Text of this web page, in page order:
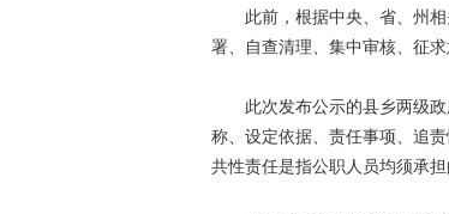
此前，根据中央、省、州
署、自查清理、集中审核、征
此次发布公示的县乡两级
称、设定依据、责任事项、追
共性责任是指公职人员均须承